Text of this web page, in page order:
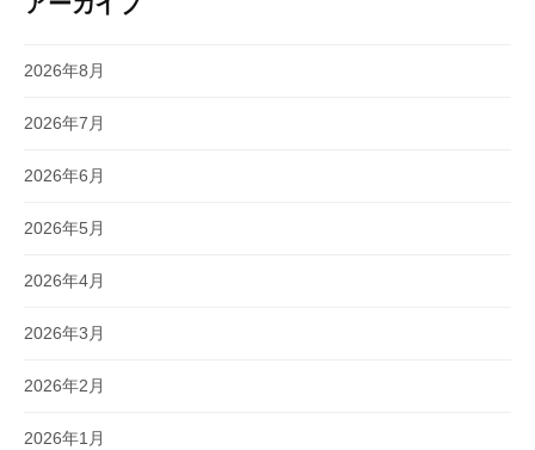
2026年8月
2026年7月
2026年6月
2026年5月
2026年4月
2026年3月
2026年2月
2026年1月